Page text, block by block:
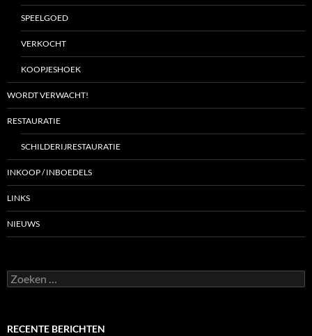
SPEELGOED
VERKOCHT
KOOPJESHOEK
WORDT VERWACHT!
RESTAURATIE
SCHILDERIJRESTAURATIE
INKOOP / INBOEDELS
LINKS
NIEUWS
Zoeken
naar:
RECENTE BERICHTEN